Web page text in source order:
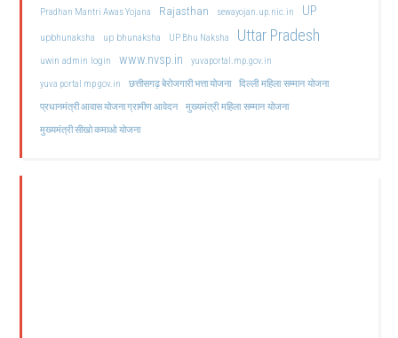
Pradhan Mantri Awas Yojana
Rajasthan sewayojan.up.nic.in UP
upbhunaksha up bhunaksha UP Bhu Naksha Uttar Pradesh
uwin admin login www.nvsp.in
yuvaportal.mp.gov.in
yuva portal mp gov.in
छत्तीसगढ़ बेरोजगारी भत्ता योजना दिल्ली महिला सम्मान योजना
प्रधानमंत्री आवास योजना ग्रामीण आवेदन मुख्यमंत्री महिला सम्मान योजना
मुख्यमंत्री सीखो कमाओ योजना